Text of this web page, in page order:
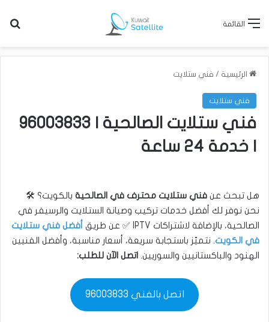
القائمة
الرئيسية / فني ستلايت
فني ستلايت
فني ستلايت الصالحية | 96003833
| خدمة 24 ساعة
هل تبحث عن فني ستلايت محترف في الصالحية بالكويت؟ 🛠️
نحن نوفر لك أفضل خدمات تركيب وصيانة الستلايت والرسيفر في
الصالحية، بالإضافة لاشتراكات IPTV ✅ عن طريق
أفضل فني ستلايت
في الكويت. نتميّز باستجابة سريعة، أسعار مناسبة، وأفضل الفنيين
الهنود والباكستانيين والسوريين. اتصل الآن للطلب:
اتصل بالفني 96003833